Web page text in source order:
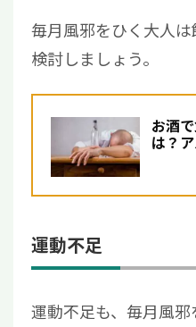
毎月風邪をひく大人
検討しましょう。
お酒
は？
運動不足
運動不足も、毎月風